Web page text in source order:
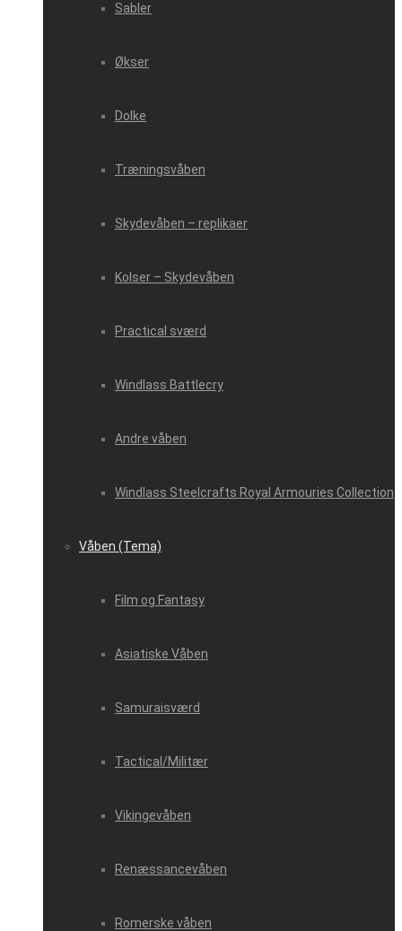
Sabler
Økser
Dolke
Træningsvåben
Skydevåben – replikaer
Kolser – Skydevåben
Practical sværd
Windlass Battlecry
Andre våben
Windlass Steelcrafts Royal Armouries Collection
Våben (Tema)
Film og Fantasy
Asiatiske Våben
Samuraisværd
Tactical/Militær
Vikingevåben
Renæssancevåben
Romerske våben